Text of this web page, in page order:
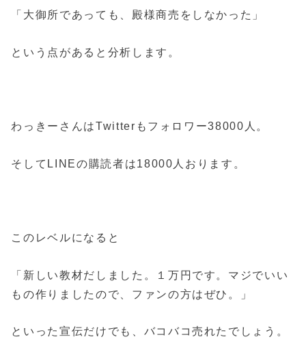
「大御所であっても、殿様商売をしなかった」
という点があると分析します。
わっきーさんはTwitterもフォロワー38000人。
そしてLINEの購読者は18000人おります。
このレベルになると
「新しい教材だしました。１万円です。マジでいい
もの作りましたので、ファンの方はぜひ。」
といった宣伝だけでも、バコバコ売れたでしょう。